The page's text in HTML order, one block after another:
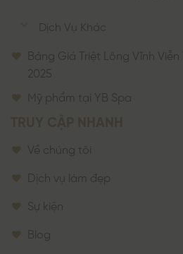
Dịch Vụ Khác
Bảng Giá Triệt Lông Vĩnh
2025
Mỹ phẩm tại YB Spa
Về chúng tôi
Dịch vụ làm đẹp
Sự kiện
Blog